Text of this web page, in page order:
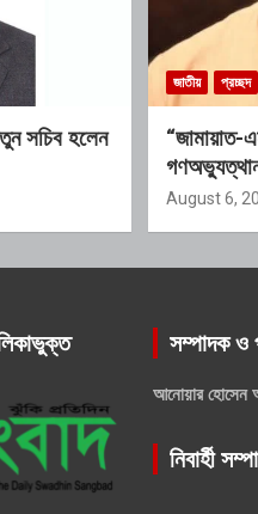
সচিব হলেন
জাতীয় প্রচ্ছদ
“জামায়াত-
গণঅভ্যুত্থান
যোগ্যতাও
August 6,
সম্পাদক ও
আনোয়ার হোসেন
নিবার্হী